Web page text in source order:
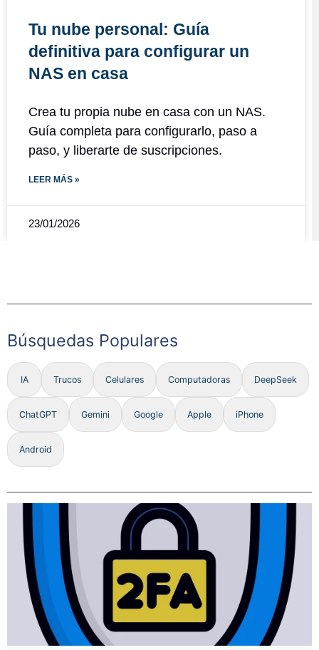
Tu nube personal: Guía
definitiva para configurar un
NAS en casa
Crea tu propia nube en casa con un NAS.
Guía completa para configurarlo, paso a
paso, y liberarte de suscripciones.
LEER MÁS »
23/01/2026
Búsquedas Populares
IA Trucos Celulares Computadoras DeepSeek
ChatGPT Gemini Google Apple iPhone
Android